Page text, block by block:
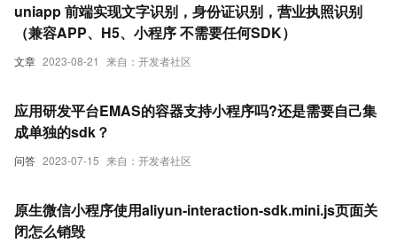
文章 2023-08-21 来自：开发者社区
uniapp 前端实现文字识别，身份证识别，营业执照识别
（兼容APP、H5、小程序 不需要任何SDK）
问答 2023-07-15 来自：开发者社区
应用研发平台EMAS的容器支持小程序吗?还是需要自己集
成单独的sdk？
原生微信小程序使用aliyun-interaction-sdk.mini.js页面关
闭怎么销毁